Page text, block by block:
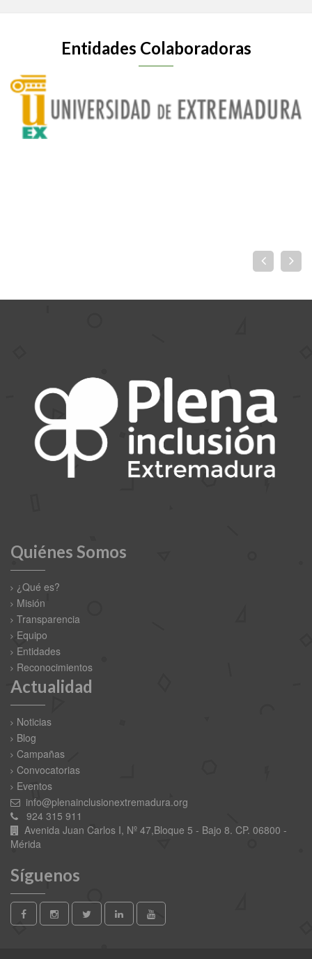
Entidades Colaboradoras
Quiénes Somos
¿Qué es?
Misión
Transparencia
Equipo
Entidades
Reconocimientos
Actualidad
Noticias
Blog
Campañas
Convocatorias
Eventos
info@plenainclusionextremadura.org
924 315 911
Avenida Juan Carlos I, Nº 47,Bloque 5 - Bajo 8. CP. 06800 -
Mérida
Síguenos